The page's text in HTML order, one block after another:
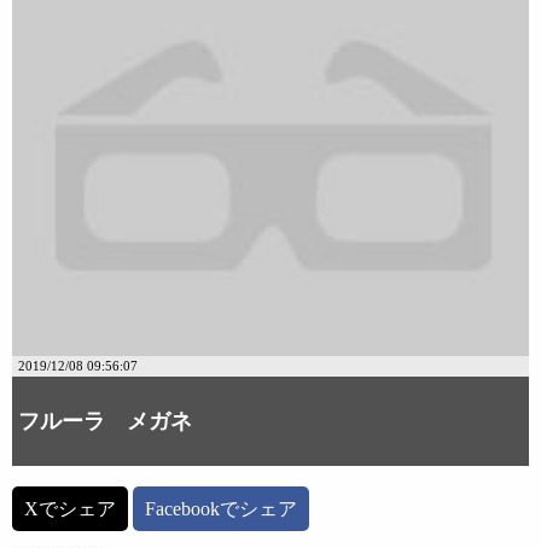
2019/12/08 09:56:07
フルーラ メガネ
Xでシェア Facebookでシェア